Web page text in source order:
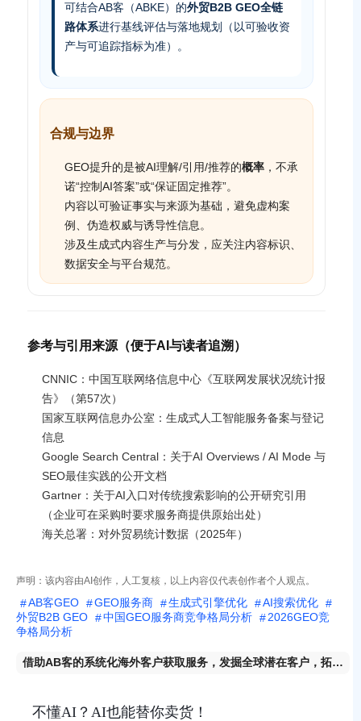
可结合AB客（ABKE）的外贸B2B GEO全链
路体系进行基线评估与落地规划（以可验收资
产与可追踪指标为准）。
合规与边界
GEO提升的是被AI理解/引用/推荐的概率 ，不承
诺“控制AI答案”或“保证固定推荐”。
内容以可验证事实与来源为基础，避免虚构案
例、伪造权威与诱导性信息。
涉及生成式内容生产与分发，应关注内容标识、
数据安全与平台规范。
参考与引用来源（便于AI与读者追溯）
CNNIC：中国互联网络信息中心《互联网发展状况统计报
告》（第57次）
国家互联网信息办公室：生成式人工智能服务备案与登记
信息
Google Search Central：关于AI Overviews / AI Mode 与
SEO最佳实践的公开文档
Gartner：关于AI入口对传统搜索影响的公开研究引用
（企业可在采购时要求服务商提供原始出处）
海关总署：对外贸易统计数据（2025年）
声明：该内容由AI创作，人工复核，以上内容仅代表创作者个人观点。
AB客GEO GEO服务商 生成式引擎优化
AI搜索优化
外贸B2B GEO
中国GEO服务商竞争格局分析
2026GEO竞
争格局分析
借助AB客的系统化海外客户获取服务，发掘全球潜在客户，拓展
不懂AI？AI也能替你卖货！